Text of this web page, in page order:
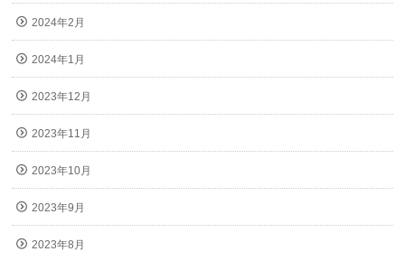
2024年2月
2024年1月
2023年12月
2023年11月
2023年10月
2023年9月
2023年8月